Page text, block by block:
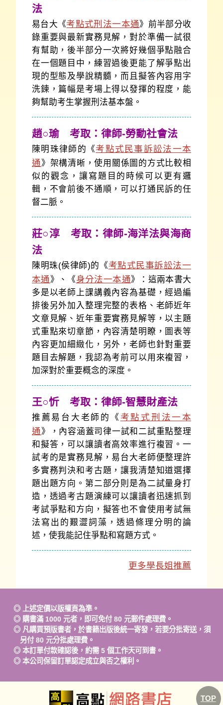
法
易台大《考點式刑法一本通》前半部分收
錄重要與最新實務見解，對於準備一試很
有幫助，後半部分一次將好幾個爭點融合
在一個題目中，練習過後更能了解爭點出
現的型態及學說精髓，而且擬答內容用字
洗鍊，篇幅是考場上得以發揮的程度，能
夠幫助考生掌握刑法基本盤。
趙○瑜 考取：律師-勞動社會法
陳明珠律師的《考點式民事訴訟法一本
通》架構清晰，使用關係圖的方式比較相
似的觀念，讓寫題目的時候可以更有邏
輯，不會前後不通順，可以打通民訴的任
督二脈。
莊○淳 考取：律師-海洋法與海商
法
陳明珠(侯律師)的《考點式民事訴訟法一
本通》、《身分法一本通》：這兩本書大
多是以老師上課講義內容為基礎，經過編
排後另外加入整理完整的表格、老師近年
文章見解、近年重要實務見解等，以主題
式重點來切章節，內容清楚明瞭，圖表等
內容更加細緻化，另外，老師也針對重要
題目去解題，我認為考前可以用來複習，
加深對於重要概念的深度。
王○忻 考取：律師-智慧財產法
推薦易台大老師的《 考點式刑法一本
通》，內容涵蓋司律一試和二試重點整理
和擬答，可以讓讀者高效率進行複習。一
試考的是實務見解，易台大老師便整理許
多實務判決和考古題，讓我清楚知道選擇
題出題方向。第二部分則是為二試量身打
造，透過考古題演練可以讓讀者迅速抓到
考試爭點和方向，擬答也不會使用考試無
法寫出的艱澀詞藻，透過條理分明的論
述，使我能記住爭點和寫題方式。
更多學長姐推薦
◎ 上述定價以版權頁為準。
◎ 購書滿 1000 元者，即可免付 80 元郵件處理費。
◎ 凡購買預版書者，於書籍出版後統一寄發，若要分批寄送，須
另付 80 元分批處理費。
◎ 本訂單付款確認後，約需 5 個工作天可到書。
◎ 本公司保留訂單認定成立與否之權利。
TOP